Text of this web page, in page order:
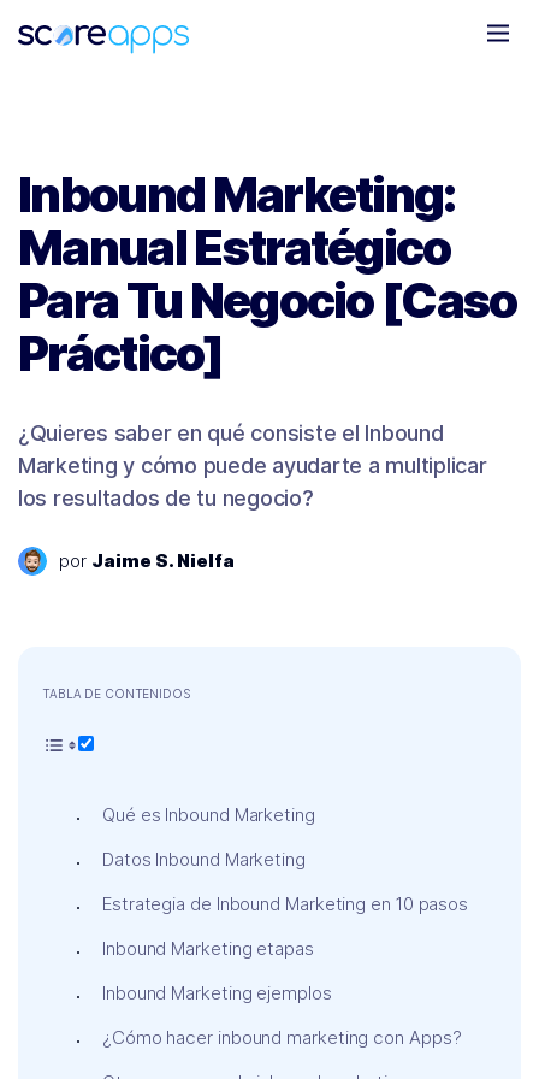
Todo Marketing Móvil
Inbound Marketing:
Manual Estratégico
Para Tu Negocio [Caso
Práctico]
¿Quieres saber en qué consiste el Inbound
Marketing y cómo puede ayudarte a multiplicar
los resultados de tu negocio?
por Jaime S. Nielfa
TABLA DE CONTENIDOS
Qué es Inbound Marketing
Datos Inbound Marketing
Estrategia de Inbound Marketing en 10 pasos
Inbound Marketing etapas
Inbound Marketing ejemplos
¿Cómo hacer inbound marketing con Apps?